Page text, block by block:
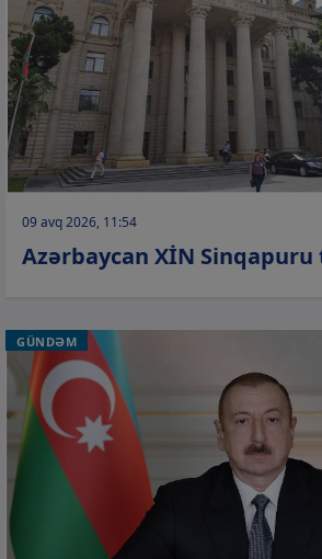
09 avq 2026, 11:54
Azərbaycan XİN
GÜNDƏM